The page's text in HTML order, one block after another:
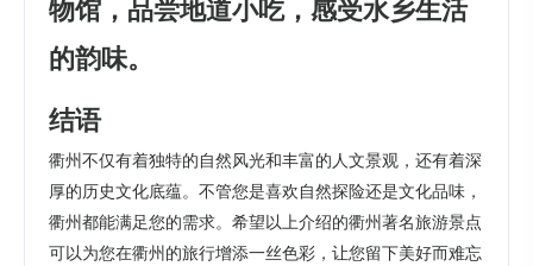
物馆，品尝地道小吃，感受水乡生活
的韵味。
结语
衢州不仅有着独特的自然风光和丰富的人文景观，还有着深
厚的历史文化底蕴。不管您是喜欢自然探险还是文化品味，
衢州都能满足您的需求。希望以上介绍的衢州著名旅游景点
可以为您在衢州的旅行增添一丝色彩，让您留下美好而难忘